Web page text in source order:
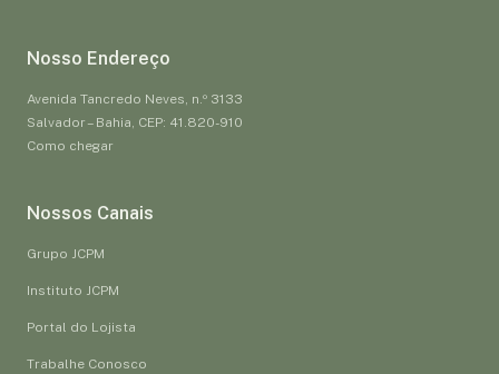
Nosso Endereço
Avenida Tancredo Neves, n.º 3133
Salvador – Bahia, CEP: 41.820-910
Como chegar
Nossos Canais
Grupo JCPM
Instituto JCPM
Portal do Lojista
Trabalhe Conosco